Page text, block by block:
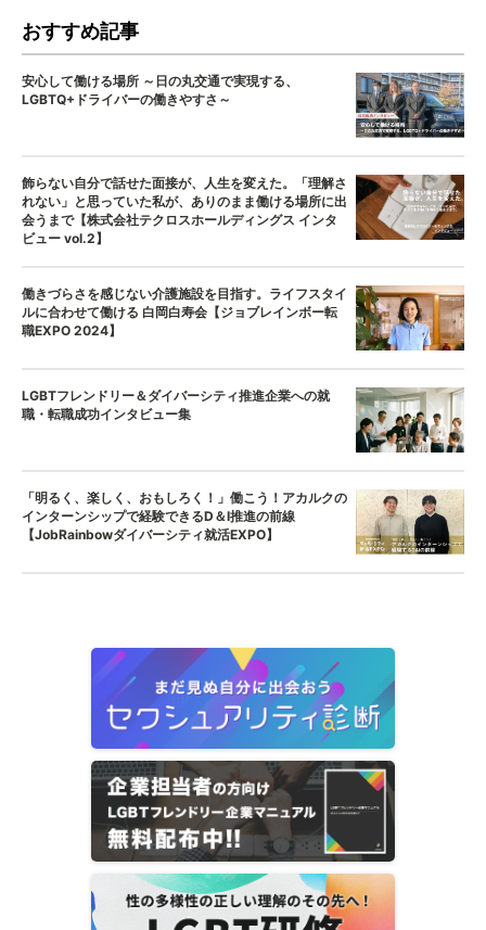
おすすめ記事
安心して働ける場所 ～日の丸交通で実現する、
LGBTQ+ドライバーの働きやすさ～
飾らない自分で話せた面接が、人生を変えた。「理解さ
れない」と思っていた私が、ありのまま働ける場所に出
会うまで【株式会社テクロスホールディングス インタ
ビュー vol.2】
働きづらさを感じない介護施設を目指す。ライフスタイ
ルに合わせて働ける 白岡白寿会【ジョブレインボー転
職EXPO 2024】
LGBTフレンドリー＆ダイバーシティ推進企業への就
職・転職成功インタビュー集
「明るく、楽しく、おもしろく！」働こう！アカルクの
インターンシップで経験できるD＆I推進の前線
【JobRainbowダイバーシティ就活EXPO】